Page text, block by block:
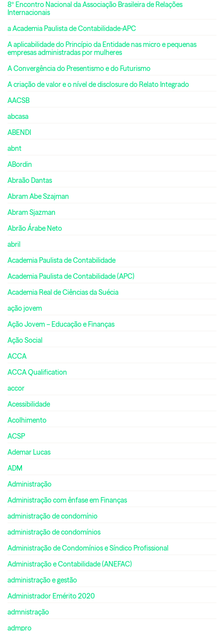
8º Encontro Nacional da Associação Brasileira de Relações
Internacionais
a Academia Paulista de Contabilidade-APC
A aplicabilidade do Princípio da Entidade nas micro e pequenas
empresas administradas por mulheres
A Convergência do Presentismo e do Futurismo
A criação de valor e o nível de disclosure do Relato Integrado
AACSB
abcasa
ABENDI
abnt
ABordin
Abraão Dantas
Abram Abe Szajman
Abram Sjazman
Abrão Árabe Neto
abril
Academia Paulista de Contabilidade
Academia Paulista de Contabilidade (APC)
Academia Real de Ciências da Suécia
ação jovem
Ação Jovem – Educação e Finanças
Ação Social
ACCA
ACCA Qualification
accor
Acessibilidade
Acolhimento
ACSP
Ademar Lucas
ADM
Administração
Administração com ênfase em Finanças
administração de condomínio
administração de condomínios
Administração de Condomínios e Síndico Profissional
Administração e Contabilidade (ANEFAC)
administração e gestão
Administrador Emérito 2020
admnistração
admpro